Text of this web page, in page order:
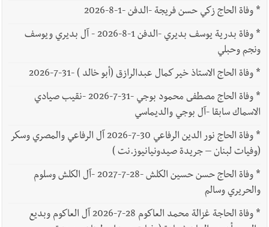
*وفاة الحاج زكي حسن فريجة -الدفن -1-8-2026
*
وفاة بدرية يوسف بديري -الدفن 1-8-2026 - آل بديري ويوسف
ونجم وحبلي
*وفاة الحاج الاستاذ خير كمال عبدالرازق (أبو خالد ) -31-7-2026
*
وفاة الحاج مصطفى محمود بوجي -31-7-2026 -نقيب صيادي
الاسماك سابقا -آل بوجي والديماسي
*
وفاة الحاج نور الدين الرفاعي 30-7-2026 آل الرفاعي والمصري وسكر
(وفيات لبنان – جريدة صيدونيانيوز.نت )
*
وفاة الحاج حسن حسين الكلش -28-7-2027 -آل الكلش وسلوم
والحريري وسالم
*
وفاة الحاجة غزالة محمد العاكوم 28-7-2026 آل العاكوم وبديع